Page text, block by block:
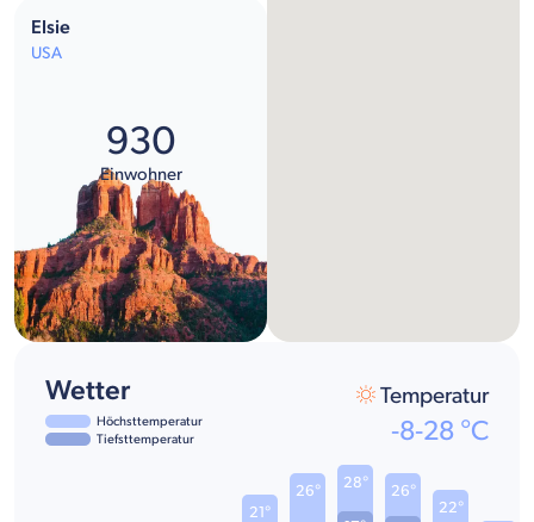
Elsie
USA
930
Einwohner
Wetter
Höchsttemperatur
Tiefsttemperatur
Temperatur
-8-28 °C
21°
26° 28° 26°
22°